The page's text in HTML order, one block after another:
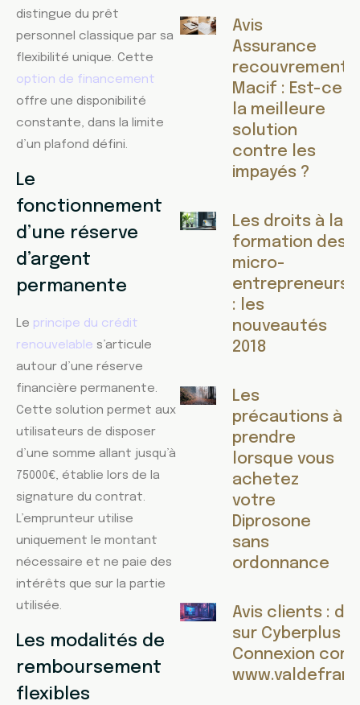
distingue du prêt
personnel classique par sa
flexibilité unique. Cette
option de financement
offre une disponibilité
constante, dans la limite
d’un plafond défini.
Le
fonctionnement
d’une réserve
d’argent
permanente
Le principe du crédit
renouvelable s’articule
autour d’une réserve
financière permanente.
Cette solution permet aux
utilisateurs de disposer
d’une somme allant jusqu’à
75000€, établie lors de la
signature du contrat.
L’emprunteur utilise
uniquement le montant
nécessaire et ne paie des
intérêts que sur la partie
utilisée.
Les modalités de
remboursement
flexibles
Avis
Assurance
recouvrement
Macif : Est-ce
la meilleure
solution
contre les
impayés ?
Les droits à la
formation des
micro-
entrepreneurs
: les
nouveautés
2018
Les
précautions à
prendre
lorsque vous
achetez
votre
Diprosone
sans
ordonnance
Avis clients :
sur Cyberplus
Connexion